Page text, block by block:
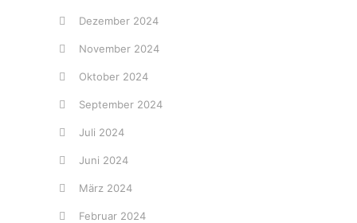
Dezember 2024
November 2024
Oktober 2024
September 2024
Juli 2024
Juni 2024
März 2024
Februar 2024